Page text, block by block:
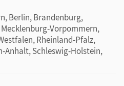
Berlin, Brandenburg,
Vorpommern,
Rheinland-Pfalz,
Anhalt, Schleswig-Holstein,